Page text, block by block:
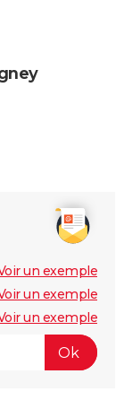
un exemple
un exemple
un exemple